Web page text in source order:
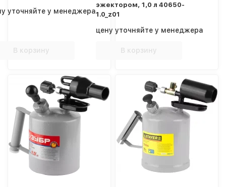
уточняйте у менеджера
В корзину
эжектором, 1,0 л 40650-
1.0_z01
цену уточняйте у менеджера
В корзину